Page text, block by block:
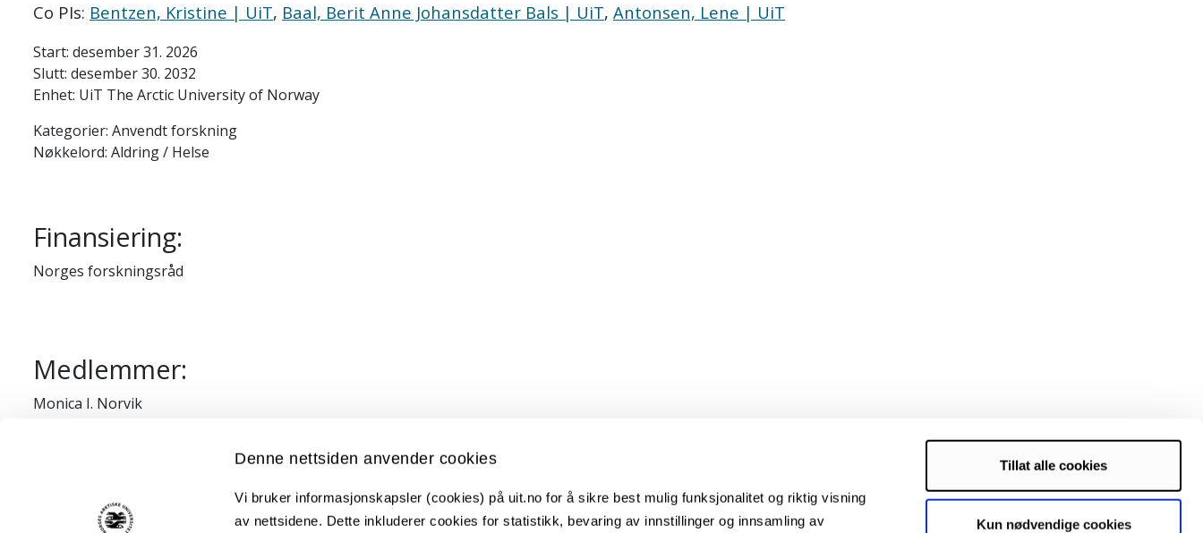
Denne nettsiden anvender cookies
Vi bruker informasjonskapsler (cookies) på uit.no for å sikre best mulig funksjonalitet og riktig visning
av nettsidene. Dette inkluderer cookies for statistikk, bevaring av innstillinger og innsamling av
Tillat alle cookies
Kun nødvendige cookies
Co PIs: Bentzen, Kristine | UiT, Baal, Berit Anne Johansdatter Bals | UiT, Antonsen, Lene | UiT
Start: desember 31. 2026
Slutt: desember 30. 2032
Enhet: UiT The Arctic University of Norway
Kategorier: Anvendt forskning
Nøkkelord: Aldring / Helse
Finansiering:
Norges forskningsråd
Medlemmer:
Monica I. Norvik
Berit Anne Johansdatter Bals Baal
Susanna Ragnhild Andersdatter Siri